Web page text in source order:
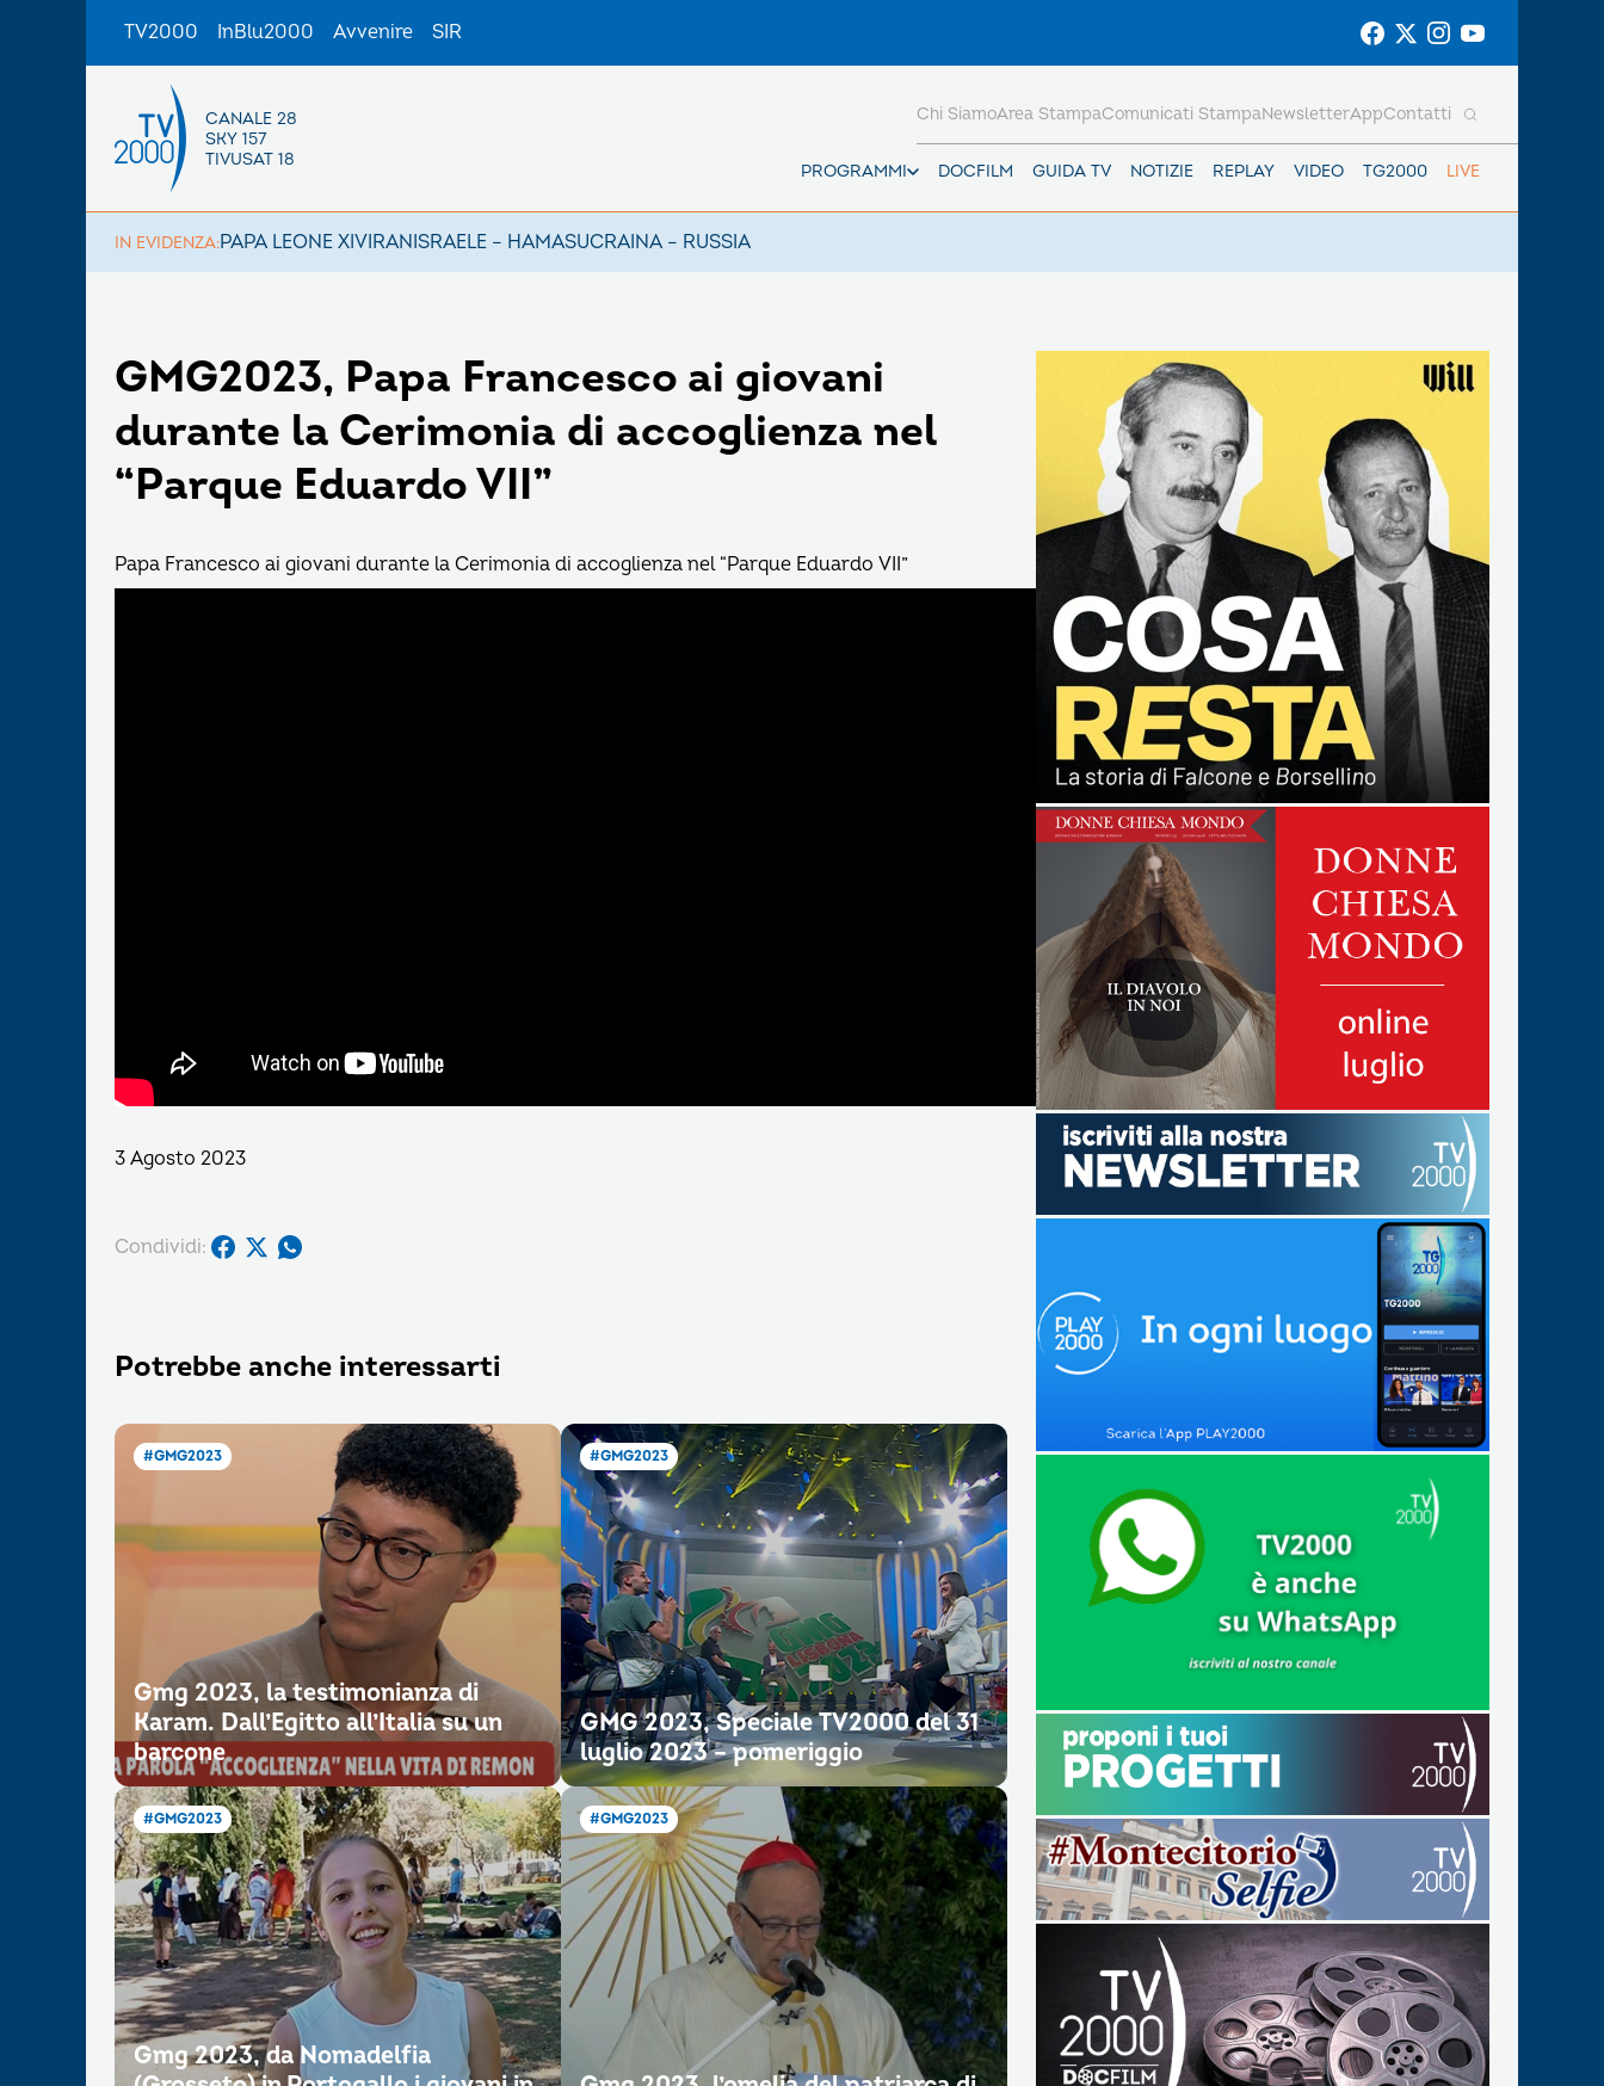
TV2000 InBlu2000 Avvenire SIR
CANALE 28
SKY 157
TIVUSAT 18
PROGRAMMI DOCFILM GUIDA TV NOTIZIE REPLAY VIDEO TG2000 LIVE
Chi SiamoArea StampaComunicati StampaNewsletterAppContatti
IN EVIDENZA:PAPA LEONE XIVIRANISRAELE – HAMASUCRAINA – RUSSIA
GMG2023, Papa Francesco ai giovani
durante la Cerimonia di accoglienza nel
“Parque Eduardo VII”
Papa Francesco ai giovani durante la Cerimonia di accoglienza nel “Parque Eduardo VII”
3 Agosto 2023
Condividi:
Potrebbe anche interessarti
#GMG2023
Gmg 2023, la testimonianza di
Karam. Dall’Egitto all’Italia su un
barcone
#GMG2023
GMG 2023, Speciale TV2000 del 31
luglio 2023 – pomeriggio
#GMG2023
Gmg 2023, da Nomadelfia
#GMG2023